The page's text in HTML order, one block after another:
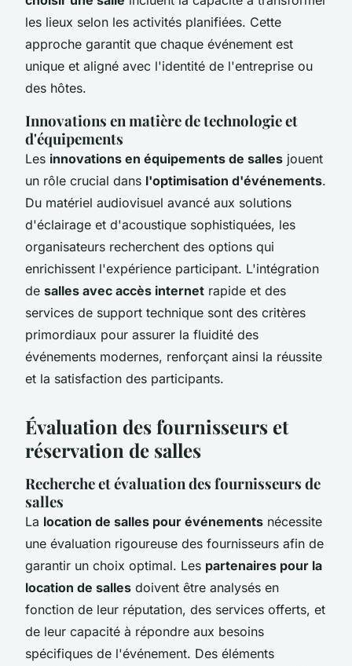
les lieux selon les activités planifiées. Cette
approche garantit que chaque événement est
unique et aligné avec l'identité de l'entreprise ou
des hôtes.
Innovations en matière de technologie et
d'équipements
Les innovations en équipements de salles jouent
un rôle crucial dans l'optimisation d'événements.
Du matériel audiovisuel avancé aux solutions
d'éclairage et d'acoustique sophistiquées, les
organisateurs recherchent des options qui
enrichissent l'expérience participant. L'intégration
de salles avec accès internet rapide et des
services de support technique sont des critères
primordiaux pour assurer la fluidité des
événements modernes, renforçant ainsi la réussite
et la satisfaction des participants.
Évaluation des fournisseurs et
réservation de salles
Recherche et évaluation des fournisseurs de
salles
La location de salles pour événements nécessite
une évaluation rigoureuse des fournisseurs afin de
garantir un choix optimal. Les partenaires pour la
location de salles doivent être analysés en
fonction de leur réputation, des services offerts, et
de leur capacité à répondre aux besoins
spécifiques de l'événement. Des éléments